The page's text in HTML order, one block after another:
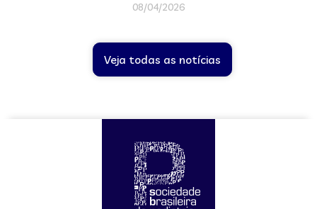
08/04/2026
Veja todas as notícias